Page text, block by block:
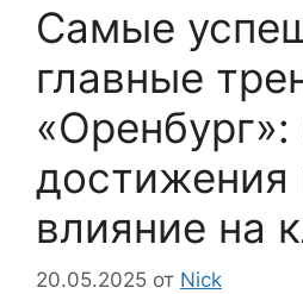
Самые
главные
«Оренбург»:
достижения
влияние на
20.05.2025 от Nick